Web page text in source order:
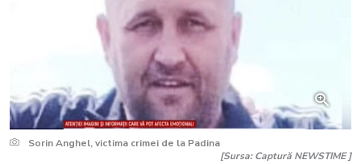
Sorin Anghel, victima crimei de la Padina
[Sursa: Captură NEWSTIME ]